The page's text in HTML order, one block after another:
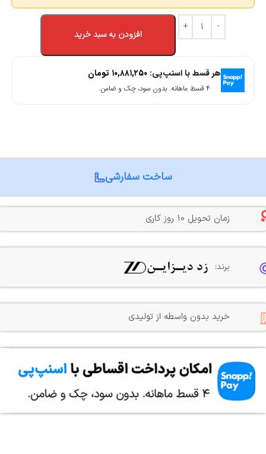
افزودن به سبد خرید
هر قسط با اسنپ‌پی: ۱۰,۸۸۱,۲۵۰ تومان
۴ قسط ماهانه. بدون سود، چک و ضامن.
ساخت سفارشی
زمان تحویل 10 روز کاری
برند:
خرید بدون واسطه از تولیدی